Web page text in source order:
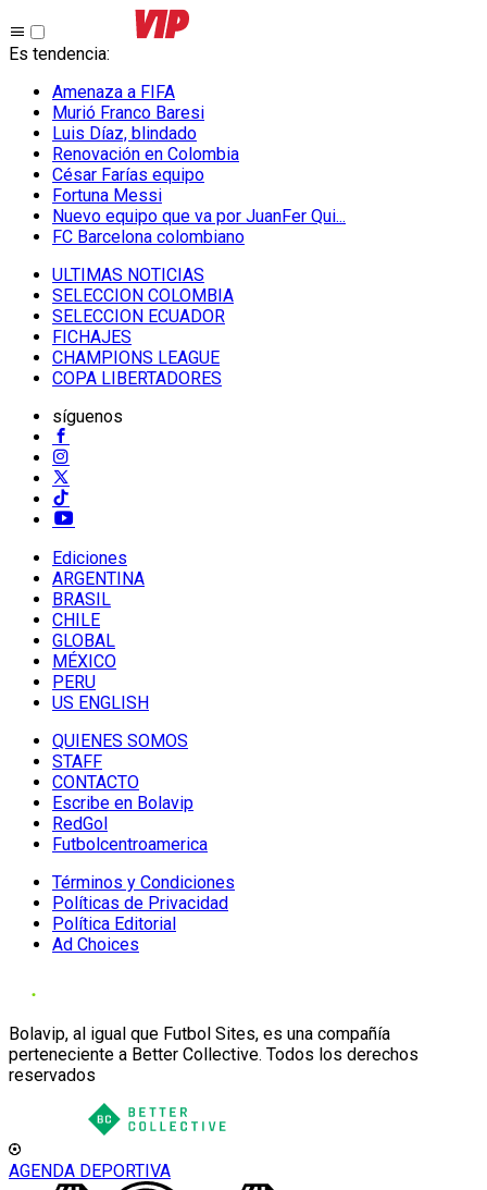
Es tendencia:
Amenaza a FIFA
Murió Franco Baresi
Luis Díaz, blindado
Renovación en Colombia
César Farías equipo
Fortuna Messi
Nuevo equipo que va por JuanFer Qui...
FC Barcelona colombiano
ULTIMAS NOTICIAS
SELECCION COLOMBIA
SELECCION ECUADOR
FICHAJES
CHAMPIONS LEAGUE
COPA LIBERTADORES
síguenos
Ediciones
ARGENTINA
BRASIL
CHILE
GLOBAL
MÉXICO
PERU
US ENGLISH
QUIENES SOMOS
STAFF
CONTACTO
Escribe en Bolavip
RedGol
Futbolcentroamerica
Términos y Condiciones
Políticas de Privacidad
Política Editorial
Ad Choices
Bolavip, al igual que Futbol Sites, es una compañía
perteneciente a Better Collective. Todos los derechos
reservados
AGENDA DEPORTIVA